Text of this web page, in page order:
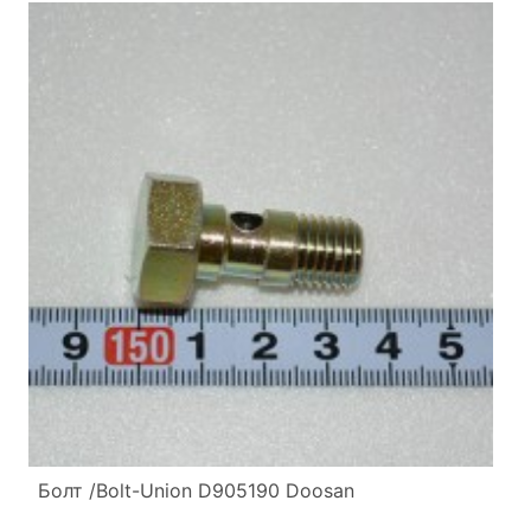
Болт /Bolt-Union D905190 Doosan